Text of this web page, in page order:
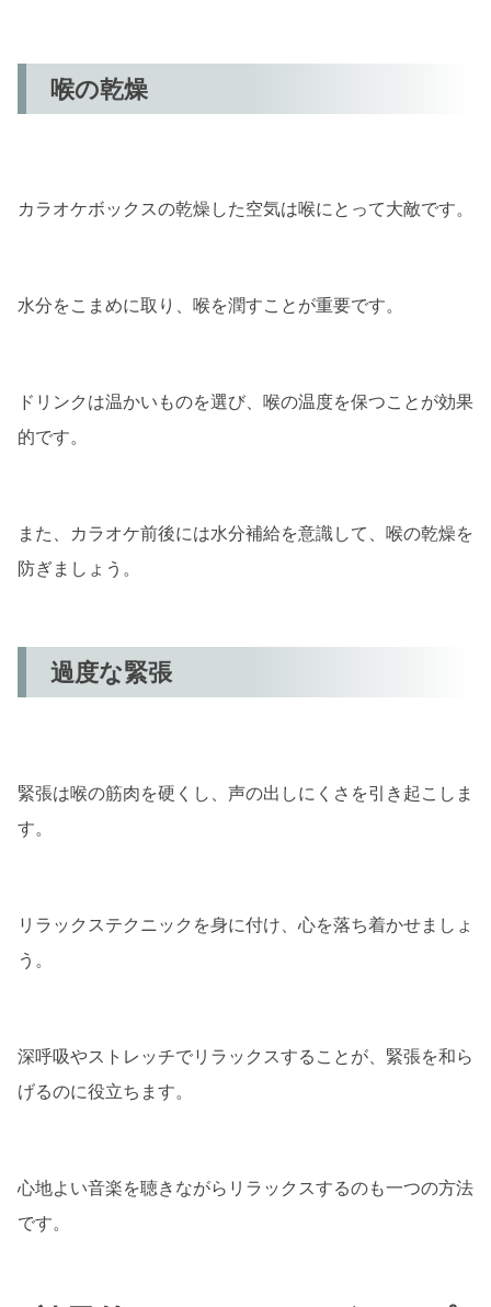
選曲の工夫
他の人の歌を聴く
喉の乾燥
カラオケボックスの乾燥した空気は喉にとって大敵です。
水分をこまめに取り、喉を潤すことが重要です。
ドリンクは温かいものを選び、喉の温度を保つことが効果
的です。
また、カラオケ前後には水分補給を意識して、喉の乾燥を
防ぎましょう。
過度な緊張
緊張は喉の筋肉を硬くし、声の出しにくさを引き起こしま
す。
リラックステクニックを身に付け、心を落ち着かせましょ
う。
深呼吸やストレッチでリラックスすることが、緊張を和ら
げるのに役立ちます。
心地よい音楽を聴きながらリラックスするのも一つの方法
です。